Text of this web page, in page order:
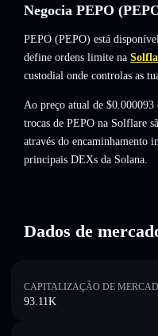
Negocia PEPO
PEPO (PEPO) está
define ordens limite na
custodial onde controlas as
Ao preço atual de
trocas de PEPO na Solflare
através do encaminhamento
principais DEXs da Solana.
Dados de
CAPITALIZAÇÃO DE
93.11K